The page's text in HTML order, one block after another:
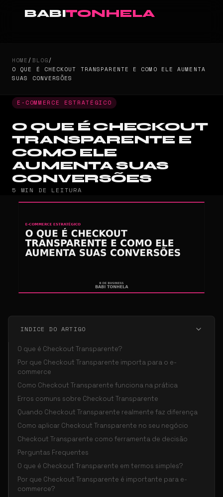
BABITONHELA
HOME/BLOG/
O QUE É CHECKOUT TRANSPARENTE E COMO ELE AUMENTA
SUAS CONVERSÕES
E-COMMERCE ESTRATÉGICO
O QUE É CHECKOUT
TRANSPARENTE E
COMO ELE
AUMENTA SUAS
CONVERSÕES
5 MIN DE LEITURA
INDICE DO ARTIGO
O que é Checkout Transparente?
Por que Checkout Transparente importa para o e-
commerce
Como Checkout Transparente funciona na prática
Erros comuns sobre Checkout Transparente
Quando Checkout Transparente realmente faz diferença
Como aplicar Checkout Transparente no seu negócio
Checkout Transparente como ferramenta de decisão
Perguntas Frequentes
O que é Checkout Transparente em termos simples?
Por que Checkout Transparente é importante para e-
commerce?